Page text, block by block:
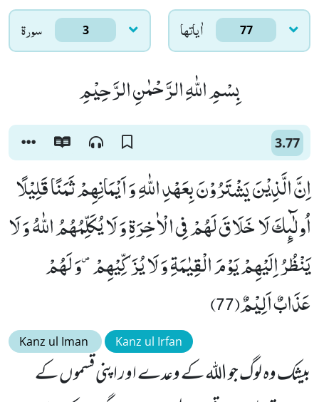
سورۃ 3 اٰياتها 77
بِسْمِ اللّٰهِ الرَّحْمٰنِ الرَّحِیْمِ
3.77
اِنَّ الَّذِیْنَ یَشْتَرُوْنَ بِعَهْدِ اللّٰهِ وَ اَیْمَانِهِمْ ثَمَنًا قَلِیْلًا
اُولٰٓىٕكَ لَا خَلَاقَ لَهُمْ فِی الْاٰخِرَةِ وَ لَا یُكَلِّمُهُمُ اللّٰهُ وَ لَا
یَنْظُرُ اِلَیْهِمْ یَوْمَ الْقِیٰمَةِ وَ لَا یُزَكِّیْهِمْ۪-وَ لَهُمْ
عَذَابٌ اَلِیْمٌ(77)
Kanz ul Iman Kanz ul Irfan
بیشک وہ لوگ جو اللہ کے وعدے اور اپنی قسموں کے